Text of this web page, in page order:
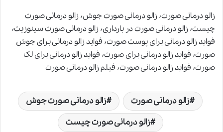
زالو درمانی صورت٬ زالو درمانی صورت جوش٬ زالو درمانی صورت
چیست٬ زالو درمانی صورت در بارداری٬ زالو درمانی صورت سینوزیت٬
فواید زالو درمانی برای پوست صورت٬ فواید زالو درمانی برای جوش
صورت٬ فواید زالو درمانی برای صورت٬ فواید زالو درمانی برای لک
صورت٬ فواید زالو درمانی صورت٬ فیلم زالو درمانی صورت
زالو درمانی صورت
زالو درمانی صورت جوش
زالو درمانی صورت چیست